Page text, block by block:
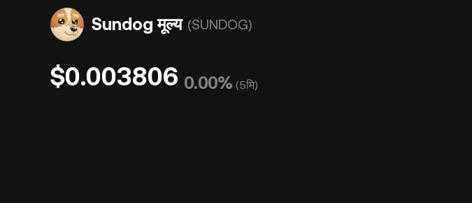
Sundog मूल्य (SUNDOG)
$0.003806 0.00% (5मि)